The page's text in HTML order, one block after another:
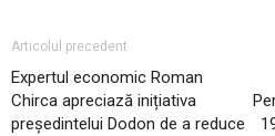
Articolul precedent
Expertul economic Roman
Chirca apreciază inițiativa
președintelui Dodon de a reduce